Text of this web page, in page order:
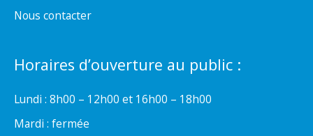
Nous contacter
Horaires d’ouverture au public :
Lundi : 8h00 – 12h00 et 16h00 – 18h00
Mardi : fermée